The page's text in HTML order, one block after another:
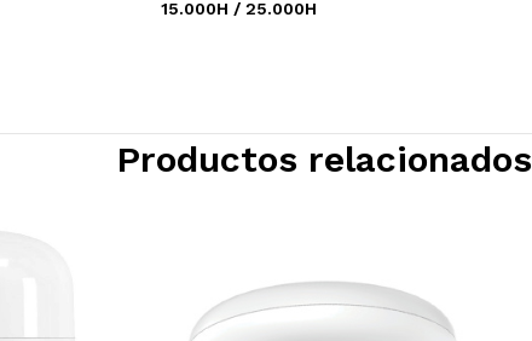
15.000H / 25.000H
Productos relacionados